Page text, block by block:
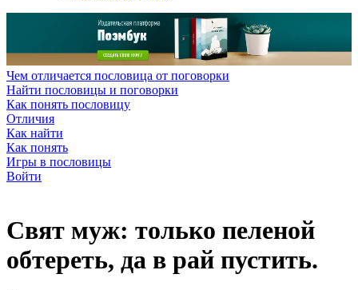
Чем отличается пословица от поговорки
Найти пословицы и поговорки
Как понять пословицу
Отличия
Как найти
Как понять
Игры в пословицы
Войти
Свят муж: только пеленой
обтереть, да в рай пустить.